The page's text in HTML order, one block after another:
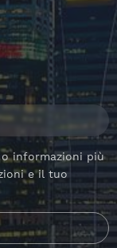
informazioni più
e il tuo